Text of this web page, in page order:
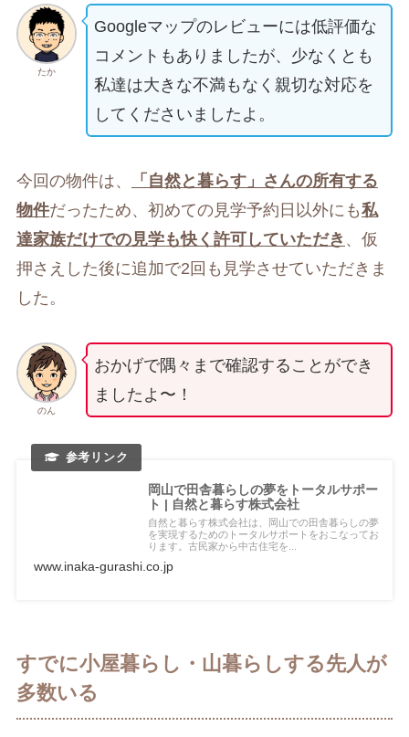
たか
Googleマップのレビューには低評価な
コメントもありましたが、少なくとも
私達は大きな不満もなく親切な対応を
してくださいましたよ。
今回の物件は、
「自然と暮らす」さんの所有する
物件だったため、初めての見学予約日以外にも私
達家族だけでの見学も快く許可していただき 、仮
押さえした後に追加で2回も見学させていただきま
した。
のん
おかげで隅々まで確認することができ
ましたよ〜！
岡山で田舎暮らしの夢をトータルサポー
ト | 自然と暮らす株式会社
自然と暮らす株式会社は、岡山での田舎暮らしの夢
を実現するためのトータルサポートをおこなってお
ります。古民家から中古住宅を...
www.inaka-gurashi.co.jp
すでに小屋暮らし・山暮らしする先人が
多数いる